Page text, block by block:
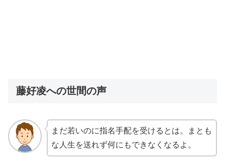
藤好凌への世間の声
まだ若いのに指名手配を受けるとは。まとも
な人生を送れず何にもできなくなるよ。